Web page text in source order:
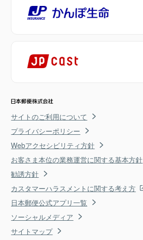
サイトのご利用について
プライバシーポリシー
Webアクセシビリティ方針
お客さま本位の業務運営に関する基本方針
勧誘方針
カスタマーハラスメントに関する考え方
日本郵便公式アプリ一覧
ソーシャルメディア
サイトマップ